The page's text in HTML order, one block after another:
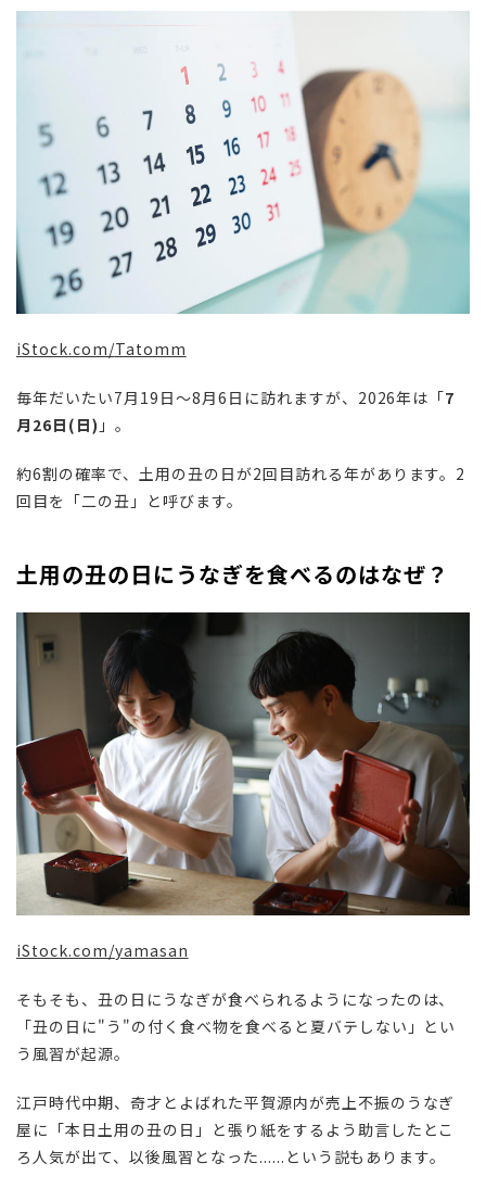
iStock.com/Tatomm
毎年だいたい7月19日〜8月6日に訪れますが、2026年は「7
月26日(日) 」。
約6割の確率で、土用の丑の日が2回目訪れる年があります。2
回目を「二の丑」と呼びます。
土用の丑の日にうなぎを食べるのはなぜ？
iStock.com/yamasan
そもそも、丑の日にうなぎが食べられるようになったのは、
「丑の日に"う"の付く食べ物を食べると夏バテしない」とい
う風習が起源。
江戸時代中期、奇才とよばれた平賀源内が売上不振のうなぎ
屋に「本日土用の丑の日」と張り紙をするよう助言したとこ
ろ人気が出て、以後風習となった......という説もあります。